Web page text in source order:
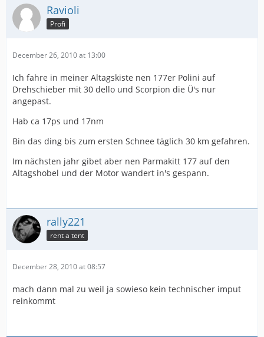
Ravioli
Profi
December 26, 2010 at 13:00
Ich fahre in meiner Altagskiste nen 177er Polini auf
Drehschieber mit 30 dello und Scorpion die Ü's nur
angepast.
Hab ca 17ps und 17nm
Bin das ding bis zum ersten Schnee täglich 30 km gefahren.
Im nächsten jahr gibet aber nen Parmakitt 177 auf den
Altagshobel und der Motor wandert in's gespann.
rally221
rent a tent
December 28, 2010 at 08:57
mach dann mal zu weil ja sowieso kein technischer imput
reinkommt